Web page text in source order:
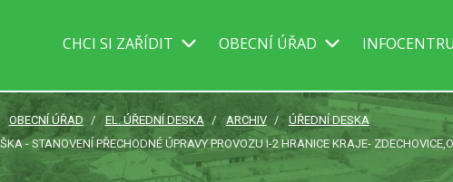
CHCI SI ZAŘÍDIT OBECNÍ ÚŘAD
OBECNÍ ÚŘAD EL. ÚŘEDNÍ DESKA ARCHIV
ÚŘEDNÍ DESKA
- STANOVENÍ PŘECHODNÉ ÚPRAVY PROVOZU I-2 HRANICE KRAJE-